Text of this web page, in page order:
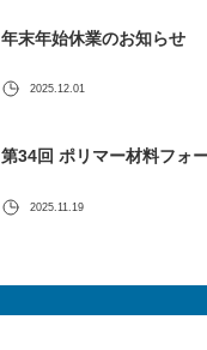
年末年始休業のお知らせ
2025.12.01
第34回 ポリマー材料フォ
2025.11.19